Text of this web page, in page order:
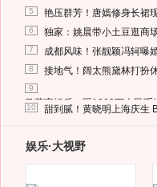
5 艳压群芳！唐嫣修身长裙
6 独家：姚晨带小土豆逛商
7 成都风味！张靓颖冯轲曝
8 接地气！阔太熊黛林打扮
9
马蓉离婚后，砸1000万人民币
10 甜到腻！黄晓明上海庆生
娱乐·大视野